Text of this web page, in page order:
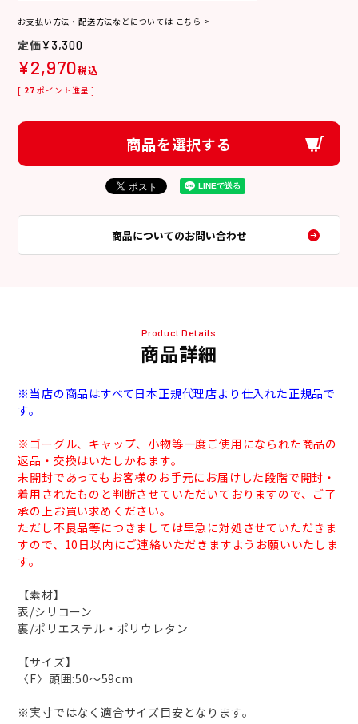
お支払い方法・配送方法などについては こちら >
¥3,300
¥2,970税込
[ 27 ポイント進呈 ]
商品を選択する
商品についてのお問い合わせ
Product Details
商品詳細
※当店の商品はすべて日本正規代理店より仕入れた正規品で
す。
※ゴーグル、キャップ、小物等一度ご使用になられた商品の
返品・交換はいたしかねます。
未開封であってもお客様のお手元にお届けした段階で開封・
着用されたものと判断させていただいておりますので、ご了
承の上お買い求めください。
ただし不良品等につきましては早急に対処させていただきま
すので、10日以内にご連絡いただきますようお願いいたしま
す。
【素材】
表/シリコーン
裏/ポリエステル・ポリウレタン
【サイズ】
〈F〉頭囲:50～59cm
※実寸ではなく適合サイズ目安となります。